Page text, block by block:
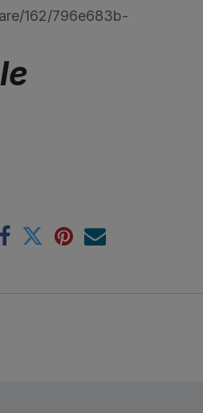
162/796e683b-